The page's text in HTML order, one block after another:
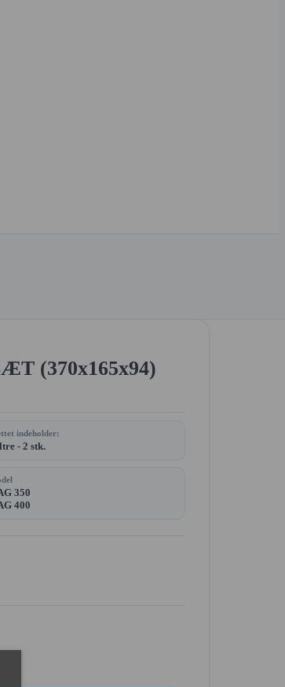
(370x165x94)
indeholder:
- 2 stk.
350
400